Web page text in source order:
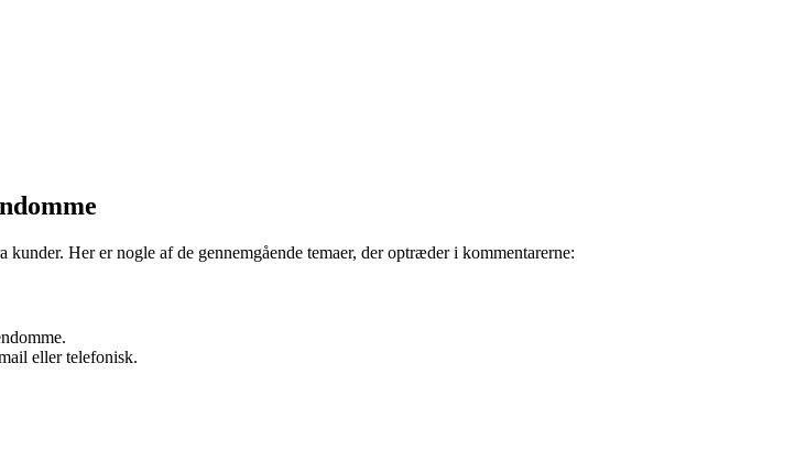
Her er nogle af de gennemgående temaer, der optræder i kommentarerne:
eller telefonisk.